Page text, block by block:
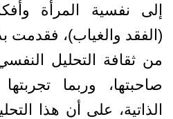
إلى نفسية المرأة
(الفقد والغياب)، فقدمت
من ثقافة التحليل
صاحبتها، وربما
الذاتية، على أن هذا